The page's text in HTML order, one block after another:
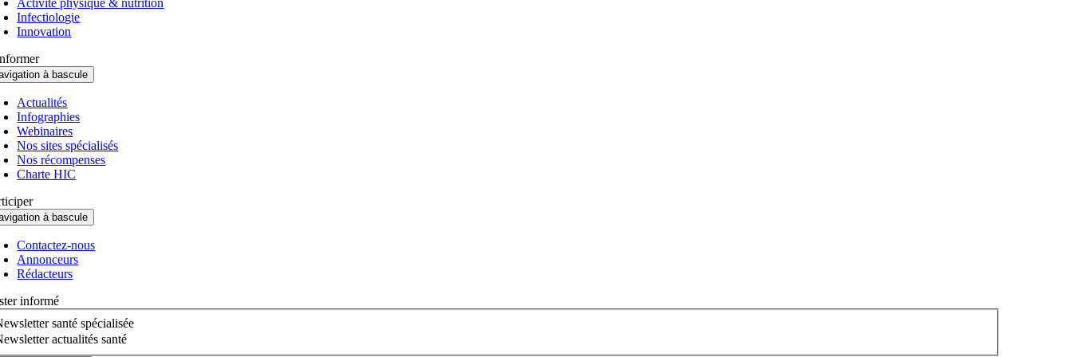
Activité physique & nutrition
Infectiologie
Innovation
à bascule
Actualités
Infographies
Webinaires
Nos sites spécialisés
Nos récompenses
Charte HIC
à bascule
Contactez-nous
Annonceurs
Rédacteurs
informé
santé spécialisée
actualités santé